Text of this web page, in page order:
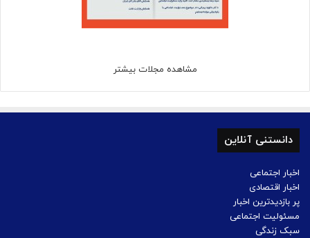
مشاهده مجلات بیشتر
دانستنی آنلاین
اخبار اجتماعی
اخبار اقتصادی
پر بازدیدترین اخبار
مسئولیت اجتماعی
سبک زندگی